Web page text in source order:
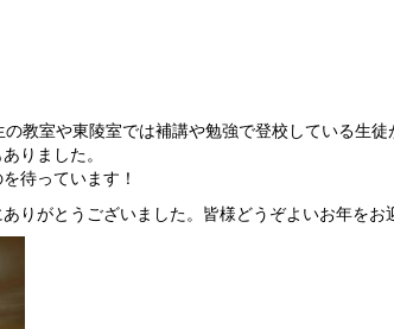
教室や東陵室では補講や勉強で登校している生
りました。
待っています！
りがとうございました。皆様どうぞよいお年をお